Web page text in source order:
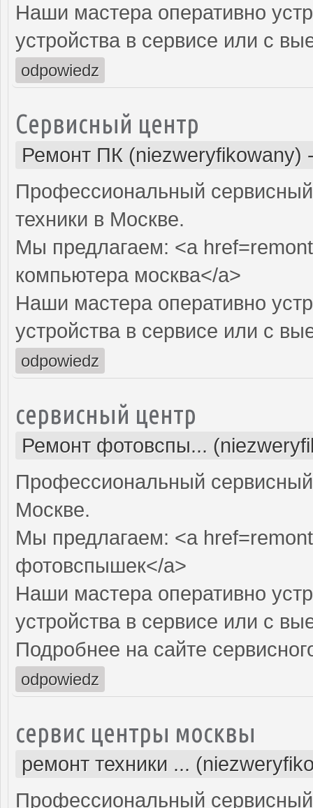
Наши мастера оперативно
устройства в сервисе или с
odpowiedz
Сервисный центр
Ремонт ПК (niezweryfikowany)
Профессиональный
техники в Москве.
Мы предлагаем: <a
компьютера москва</a>
Наши мастера оперативно
устройства в сервисе или с
odpowiedz
сервисный центр
Ремонт фотовспы...
Профессиональный
Москве.
Мы предлагаем: <a
фотовспышек</a>
Наши мастера оперативно
устройства в сервисе или с
Подробнее на сайте
odpowiedz
сервис центры москвы
ремонт техники ...
Профессиональный